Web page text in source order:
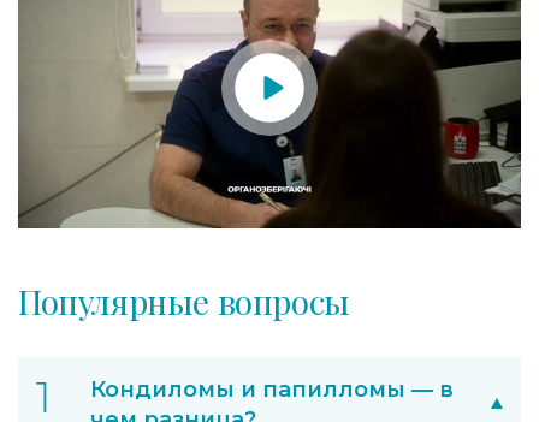
Популярные вопросы
Кондиломы и папилломы — в